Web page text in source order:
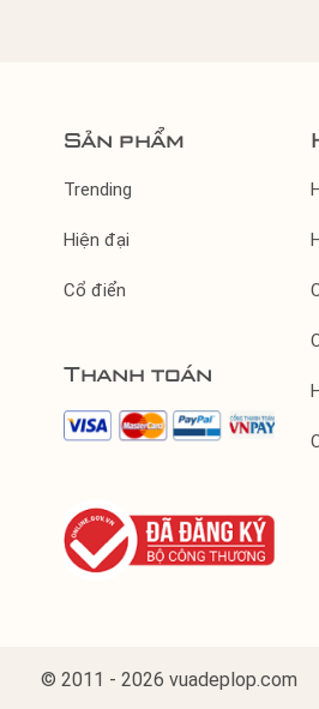
Sản phẩm
Trending
Hiện đại
Cổ điển
Thanh toán
© 2011 - 2026 vuadeplop.com